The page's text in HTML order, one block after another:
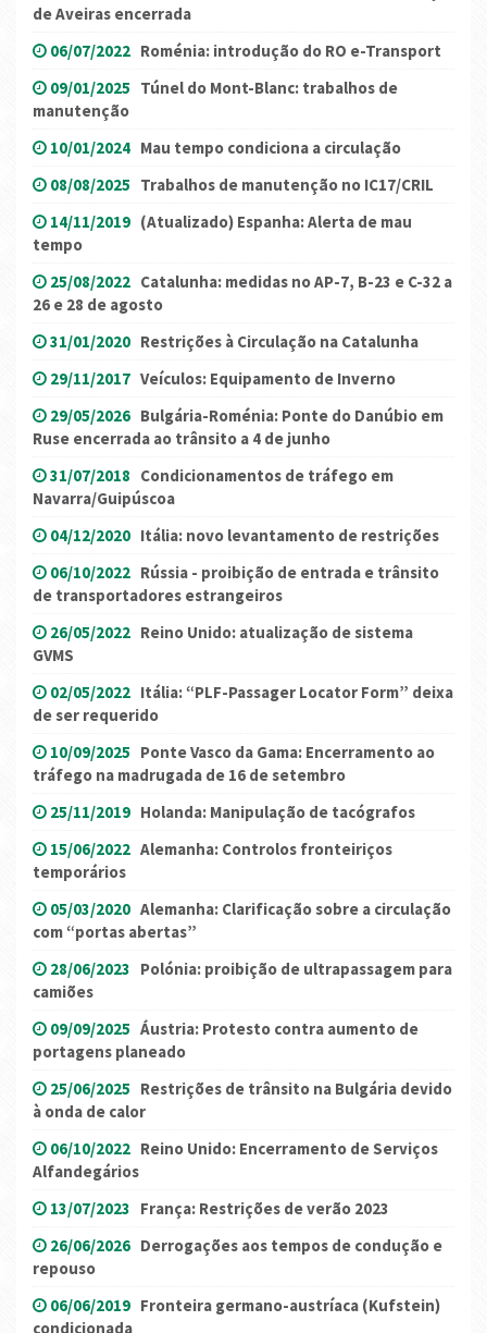
de Aveiras encerrada
06/07/2022 Roménia: introdução do RO e-Transport
09/01/2025 Túnel do Mont-Blanc: trabalhos de
manutenção
10/01/2024 Mau tempo condiciona a circulação
08/08/2025 Trabalhos de manutenção no IC17/CRIL
14/11/2019 (Atualizado) Espanha: Alerta de mau
tempo
25/08/2022 Catalunha: medidas no AP-7, B-23 e C-32 a
26 e 28 de agosto
31/01/2020 Restrições à Circulação na Catalunha
29/11/2017 Veículos: Equipamento de Inverno
29/05/2026 Bulgária-Roménia: Ponte do Danúbio em
Ruse encerrada ao trânsito a 4 de junho
31/07/2018 Condicionamentos de tráfego em
Navarra/Guipúscoa
04/12/2020 Itália: novo levantamento de restrições
06/10/2022 Rússia - proibição de entrada e trânsito
de transportadores estrangeiros
26/05/2022 Reino Unido: atualização de sistema
GVMS
02/05/2022 Itália: “PLF-Passager Locator Form” deixa
de ser requerido
10/09/2025 Ponte Vasco da Gama: Encerramento ao
tráfego na madrugada de 16 de setembro
25/11/2019 Holanda: Manipulação de tacógrafos
15/06/2022 Alemanha: Controlos fronteiriços
temporários
05/03/2020 Alemanha: Clarificação sobre a circulação
com “portas abertas”
28/06/2023 Polónia: proibição de ultrapassagem para
camiões
09/09/2025 Áustria: Protesto contra aumento de
portagens planeado
25/06/2025 Restrições de trânsito na Bulgária devido
à onda de calor
06/10/2022 Reino Unido: Encerramento de Serviços
Alfandegários
13/07/2023 França: Restrições de verão 2023
26/06/2026 Derrogações aos tempos de condução e
repouso
06/06/2019 Fronteira germano-austríaca (Kufstein)
condicionada